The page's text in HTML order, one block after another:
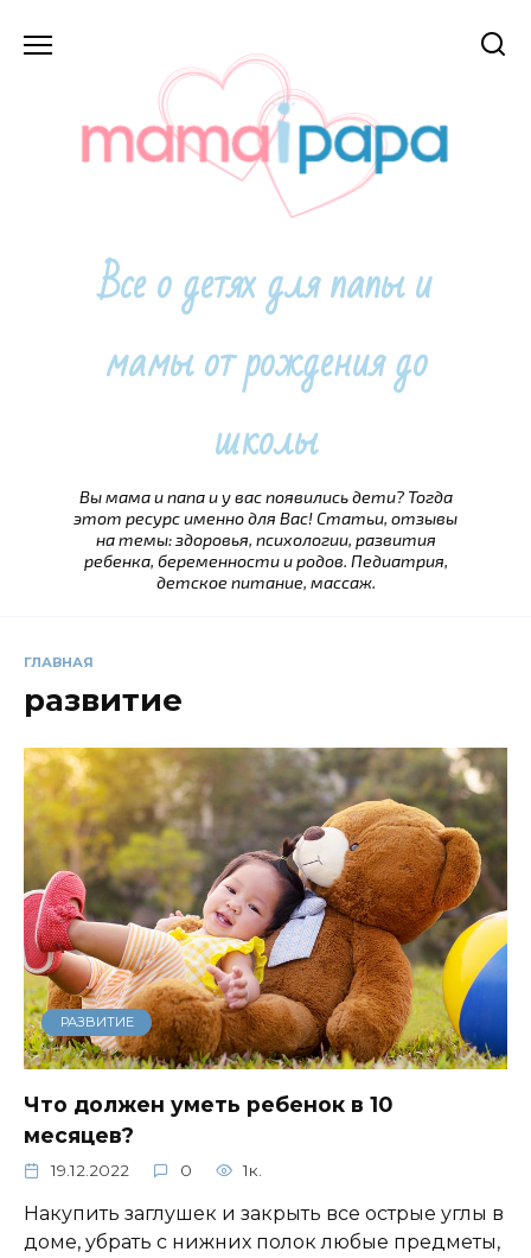
Все о детях для папы и
мамы от рождения до
школы
Вы мама и папа и у вас появились дети? Тогда
этот ресурс именно для Вас! Статьи, отзывы
на темы: здоровья, психологии, развития
ребенка, беременности и родов. Педиатрия,
детское питание, массаж.
ГЛАВНАЯ
развитие
РАЗВИТИЕ
Что должен уметь ребенок в 10
месяцев?
19.12.2022 0 1к.
Накупить заглушек и закрыть все острые углы в
доме, убрать с нижних полок любые предметы,